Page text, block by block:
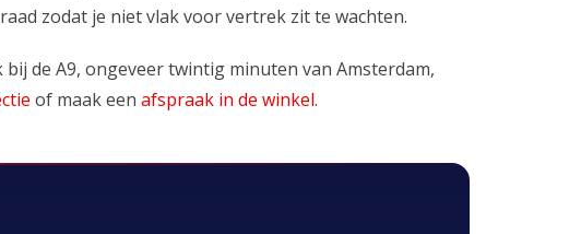
zodat je niet vlak voor vertrek zit te wachten.
de A9, ongeveer twintig minuten van Amsterdam,
of maak een afspraak in de winkel.